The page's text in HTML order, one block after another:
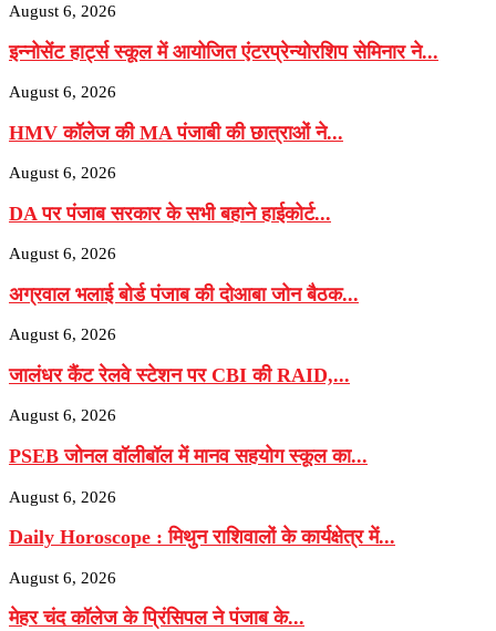
August 6, 2026
इन्नोसेंट हार्ट्स स्कूल में आयोजित एंटरप्रेन्योरशिप सेमिनार ने...
August 6, 2026
HMV कॉलेज की MA पंजाबी की छात्राओं ने...
August 6, 2026
DA पर पंजाब सरकार के सभी बहाने हाईकोर्ट...
August 6, 2026
अग्रवाल भलाई बोर्ड पंजाब की दोआबा जोन बैठक...
August 6, 2026
जालंधर कैंट रेलवे स्टेशन पर CBI की RAID,...
August 6, 2026
PSEB जोनल वॉलीबॉल में मानव सहयोग स्कूल का...
August 6, 2026
Daily Horoscope : मिथुन राशिवालों के कार्यक्षेत्र में...
August 6, 2026
मेहर चंद कॉलेज के प्रिंसिपल ने पंजाब के...